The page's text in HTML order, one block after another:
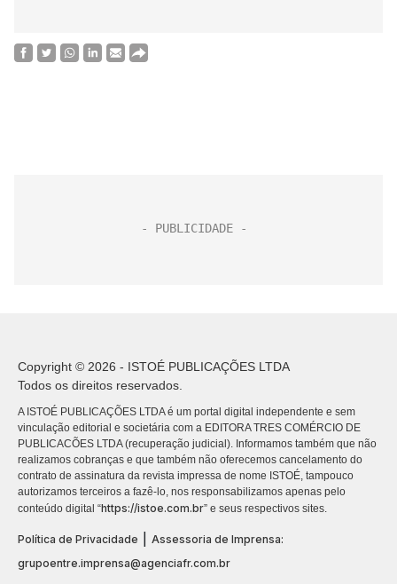
Copyright © 2026 - ISTOÉ PUBLICAÇÕES LTDA
Todos os direitos reservados.
A ISTOÉ PUBLICAÇÕES LTDA é um portal digital independente e sem
vinculação editorial e societária com a EDITORA TRES COMÉRCIO DE
PUBLICACÕES LTDA (recuperação judicial). Informamos também que não
realizamos cobranças e que também não oferecemos cancelamento do
contrato de assinatura da revista impressa de nome ISTOÉ, tampouco
autorizamos terceiros a fazê-lo, nos responsabilizamos apenas pelo
conteúdo digital “https://istoe.com.br” e seus respectivos sites.
Política de Privacidade
Assessoria de Imprensa:
grupoentre.imprensa@agenciafr.com.br